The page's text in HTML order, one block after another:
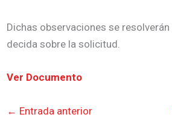
Dichas observaciones se
decida sobre la solicitud.
Ver Documento
← Entrada anterior